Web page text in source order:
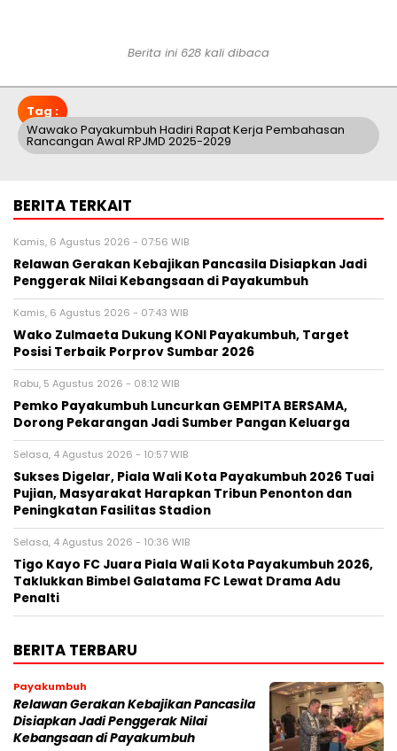
Berita ini 628 kali dibaca
Tag :
Wawako Payakumbuh Hadiri Rapat Kerja Pembahasan
Rancangan Awal RPJMD 2025-2029
BERITA TERKAIT
Kamis, 6 Agustus 2026 - 07:56 WIB
Relawan Gerakan Kebajikan Pancasila Disiapkan Jadi
Penggerak Nilai Kebangsaan di Payakumbuh
Kamis, 6 Agustus 2026 - 07:43 WIB
Wako Zulmaeta Dukung KONI Payakumbuh, Target
Posisi Terbaik Porprov Sumbar 2026
Rabu, 5 Agustus 2026 - 08:12 WIB
Pemko Payakumbuh Luncurkan GEMPITA BERSAMA,
Dorong Pekarangan Jadi Sumber Pangan Keluarga
Selasa, 4 Agustus 2026 - 10:57 WIB
Sukses Digelar, Piala Wali Kota Payakumbuh 2026 Tuai
Pujian, Masyarakat Harapkan Tribun Penonton dan
Peningkatan Fasilitas Stadion
Selasa, 4 Agustus 2026 - 10:36 WIB
Tigo Kayo FC Juara Piala Wali Kota Payakumbuh 2026,
Taklukkan Bimbel Galatama FC Lewat Drama Adu
Penalti
BERITA TERBARU
Payakumbuh
Relawan Gerakan Kebajikan Pancasila
Disiapkan Jadi Penggerak Nilai
Kebangsaan di Payakumbuh